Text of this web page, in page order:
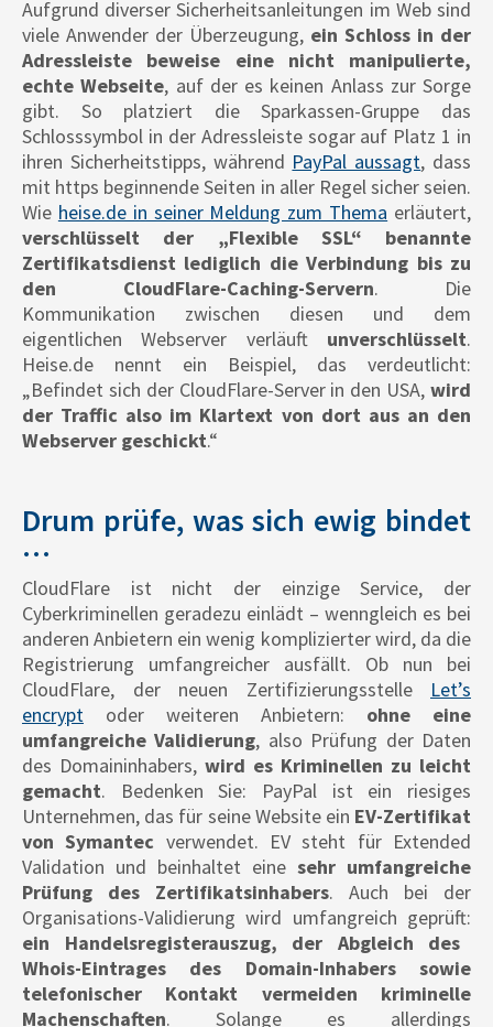
Aufgrund diverser Sicherheitsanleitungen im Web sind
viele Anwender der Überzeugung, ein Schloss in der
Adressleiste beweise eine nicht manipulierte,
echte Webseite, auf der es keinen Anlass zur Sorge
gibt. So platziert die Sparkassen-Gruppe das
Schlosssymbol in der Adressleiste sogar auf Platz 1 in
ihren Sicherheitstipps, während PayPal aussagt, dass
mit https beginnende Seiten in aller Regel sicher seien.
Wie heise.de in seiner Meldung zum Thema erläutert,
verschlüsselt der „Flexible SSL“ benannte
Zertifikatsdienst lediglich die Verbindung bis zu
den CloudFlare-Caching-Servern. Die
Kommunikation zwischen diesen und dem
eigentlichen Webserver verläuft unverschlüsselt.
Heise.de nennt ein Beispiel, das verdeutlicht:
„Befindet sich der CloudFlare-Server in den USA, wird
der Traffic also im Klartext von dort aus an den
Webserver geschickt.“
Drum prüfe, was sich ewig bindet
…
CloudFlare ist nicht der einzige Service, der
Cyberkriminellen geradezu einlädt – wenngleich es bei
anderen Anbietern ein wenig komplizierter wird, da die
Registrierung umfangreicher ausfällt. Ob nun bei
CloudFlare, der neuen Zertifizierungsstelle Let’s
encrypt oder weiteren Anbietern: ohne eine
umfangreiche Validierung, also Prüfung der Daten
des Domaininhabers, wird es Kriminellen zu leicht
gemacht. Bedenken Sie: PayPal ist ein riesiges
Unternehmen, das für seine Website ein EV-Zertifikat
von Symantec verwendet. EV steht für Extended
Validation und beinhaltet eine sehr umfangreiche
Prüfung des Zertifikatsinhabers. Auch bei der
Organisations-Validierung wird umfangreich geprüft:
ein Handelsregisterauszug, der Abgleich des
Whois-Eintrages des Domain-Inhabers sowie
telefonischer Kontakt vermeiden kriminelle
Machenschaften. Solange es allerdings